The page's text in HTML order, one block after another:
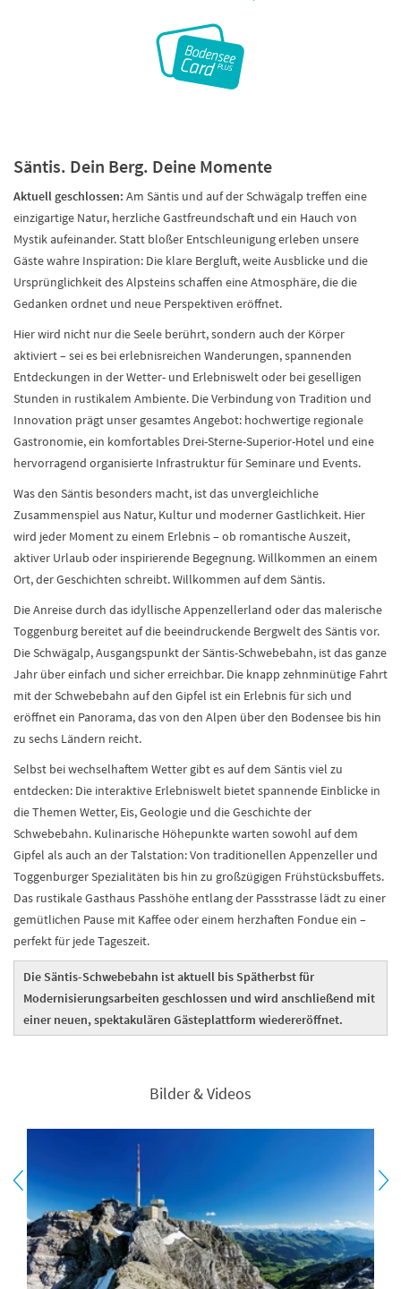
Säntis. Dein Berg. Deine Momente
Aktuell geschlossen: Am Säntis und auf der Schwägalp treffen eine
einzigartige Natur, herzliche Gastfreundschaft und ein Hauch von
Mystik aufeinander. Statt bloßer Entschleunigung erleben unsere
Gäste wahre Inspiration: Die klare Bergluft, weite Ausblicke und die
Ursprünglichkeit des Alpsteins schaffen eine Atmosphäre, die die
Gedanken ordnet und neue Perspektiven eröffnet.
Hier wird nicht nur die Seele berührt, sondern auch der Körper
aktiviert – sei es bei erlebnisreichen Wanderungen, spannenden
Entdeckungen in der Wetter- und Erlebniswelt oder bei geselligen
Stunden in rustikalem Ambiente. Die Verbindung von Tradition und
Innovation prägt unser gesamtes Angebot: hochwertige regionale
Gastronomie, ein komfortables Drei-Sterne-Superior-Hotel und eine
hervorragend organisierte Infrastruktur für Seminare und Events.
Was den Säntis besonders macht, ist das unvergleichliche
Zusammenspiel aus Natur, Kultur und moderner Gastlichkeit. Hier
wird jeder Moment zu einem Erlebnis – ob romantische Auszeit,
aktiver Urlaub oder inspirierende Begegnung. Willkommen an einem
Ort, der Geschichten schreibt. Willkommen auf dem Säntis.
Die Anreise durch das idyllische Appenzellerland oder das malerische
Toggenburg bereitet auf die beeindruckende Bergwelt des Säntis vor.
Die Schwägalp, Ausgangspunkt der Säntis-Schwebebahn, ist das ganze
Jahr über einfach und sicher erreichbar. Die knapp zehnminütige Fahrt
mit der Schwebebahn auf den Gipfel ist ein Erlebnis für sich und
eröffnet ein Panorama, das von den Alpen über den Bodensee bis hin
zu sechs Ländern reicht.
Selbst bei wechselhaftem Wetter gibt es auf dem Säntis viel zu
entdecken: Die interaktive Erlebniswelt bietet spannende Einblicke in
die Themen Wetter, Eis, Geologie und die Geschichte der
Schwebebahn. Kulinarische Höhepunkte warten sowohl auf dem
Gipfel als auch an der Talstation: Von traditionellen Appenzeller und
Toggenburger Spezialitäten bis hin zu großzügigen Frühstücksbuffets.
Das rustikale Gasthaus Passhöhe entlang der Passstrasse lädt zu einer
gemütlichen Pause mit Kaffee oder einem herzhaften Fondue ein –
perfekt für jede Tageszeit.
Die Säntis-Schwebebahn ist aktuell bis Spätherbst für
Modernisierungsarbeiten geschlossen und wird anschließend mit
einer neuen, spektakulären Gästeplattform wiedereröffnet.
Bilder & Videos